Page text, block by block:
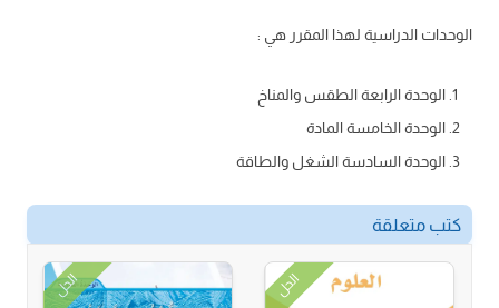
الوحدات الدراسية لهذا المقرر هي :
الوحدة الرابعة الطقس والمناخ
الوحدة الخامسة المادة
الوحدة السادسة الشغل والطاقة
كتب متعلقة
الحل الحل